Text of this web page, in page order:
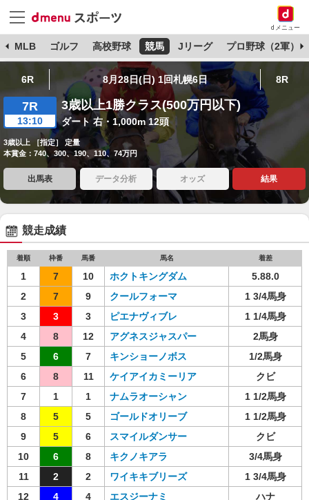
dメニュー
MLB ゴルフ 高校野球 競馬 Jリーグ プロ野球（2軍）
6R 8月28日(日) 1回札幌6日 8R
7R
13:10
3歳以上1勝クラス(500万円以下)
ダート 右・1,000m 12頭
3歳以上 ［指定］ 定量
本賞金：740、300、190、110、74万円
出馬表 データ分析 オッズ 結果
競走成績
着順 枠番 馬番 馬名 着差
1 7 10 ホクトキングダム
5.88.0
2
7 9 クールフォーマ
1 3/4馬身
3
3 3 ピエナヴィブレ
1 1/4馬身
4
8 12 アグネスジャスパー
2馬身
5
6 7 キンショーノボス
1/2馬身
6
8 11 ケイアイカミーリア
クビ
7
1 1 ナムラオーシャン
1 1/2馬身
8
5 5 ゴールドオリーブ
1 1/2馬身
9
5 6 スマイルダンサー
クビ
10
6 8 キクノキアラ
3/4馬身
11
2 2 ワイキキブリーズ
1 3/4馬身
12
4 4 エスジーナミ ハナ